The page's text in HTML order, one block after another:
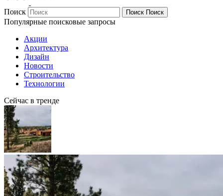
Поиск Поиск Поиск
Популярные поисковые запросы
Акции
Архитектура
Дизайн
Новости
Строительство
Технологии
Сейчас в тренде